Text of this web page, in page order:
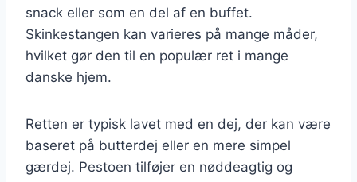
snack eller som en del af en buffet.
Skinkestangen kan varieres på mange måder,
hvilket gør den til en populær ret i mange
danske hjem.
Retten er typisk lavet med en dej, der kan være
baseret på butterdej eller en mere simpel
gærdej. Pestoen tilføjer en nøddeagtig og